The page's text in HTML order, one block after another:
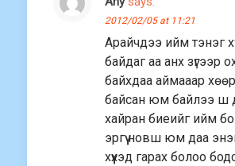
2012/02/05 at 11:21
Арайчдээ ийм тэнэг
байдаг аа анх зүгээр
байхдаа аймааар
байсан юм байлээ ш
хайран биеийг ийм
эргүү новш юм даа
хүүхэд гарах болоо